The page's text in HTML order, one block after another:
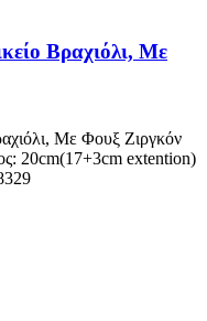
Βραχιόλι, Με
Με Φουξ Ζιργκόν
20cm(17+3cm extention)